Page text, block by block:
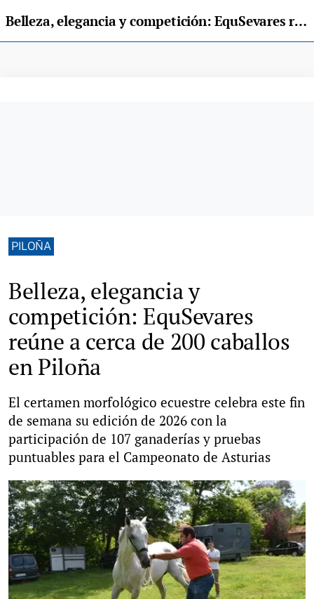
Belleza, elegancia y competición: EquSevares reúne a cerca de 200 caballos en Piloña
PILOÑA
Belleza, elegancia y
competición: EquSevares
reúne a cerca de 200 caballos
en Piloña
El certamen morfológico ecuestre celebra este fin
de semana su edición de 2026 con la
participación de 107 ganaderías y pruebas
puntuables para el Campeonato de Asturias